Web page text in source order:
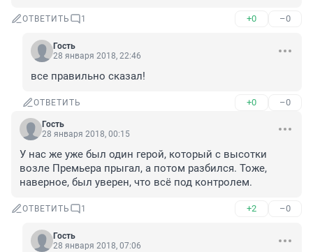
ОТВЕТИТЬ 1 +0 –0
Гость
28 января 2018, 22:46
все правильно сказал!
ОТВЕТИТЬ +0 –0
Гость
28 января 2018, 00:15
У нас же уже был один герой, который с высотки
возле Премьера прыгал, а потом разбился. Тоже,
наверное, был уверен, что всё под контролем.
ОТВЕТИТЬ 1 +2 –0
Гость
28 января 2018, 07:06